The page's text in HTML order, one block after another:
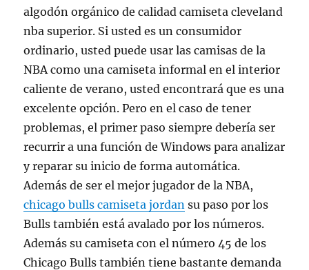
algodón orgánico de calidad camiseta cleveland
nba superior. Si usted es un consumidor
ordinario, usted puede usar las camisas de la
NBA como una camiseta informal en el interior
caliente de verano, usted encontrará que es una
excelente opción. Pero en el caso de tener
problemas, el primer paso siempre debería ser
recurrir a una función de Windows para analizar
y reparar su inicio de forma automática.
Además de ser el mejor jugador de la NBA,
chicago bulls camiseta jordan su paso por los
Bulls también está avalado por los números.
Además su camiseta con el número 45 de los
Chicago Bulls también tiene bastante demanda